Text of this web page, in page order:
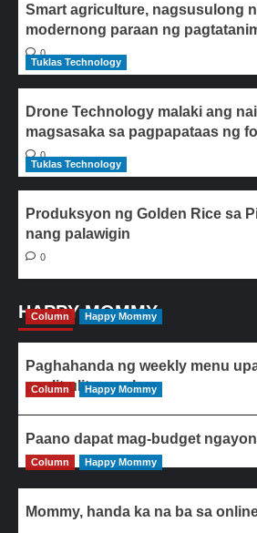
Smart agriculture, nagsusulong
modernong paraan ng
0
Tuklas Technology
Drone Technology malaki ang
magsasaka sa pagpapataas ng
0
Tuklas Technology
Produksyon ng Golden Rice sa
nang palawigin
0
HAPPY MOMMY
Column Happy Mommy
Paghahanda ng weekly menu
paulit-ulit ang ulam
Column Happy Mommy
Paano dapat mag-budget
Column Happy Mommy
Mommy, handa ka na ba sa